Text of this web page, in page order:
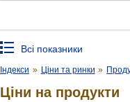
Всі показники
Індекси » Ціни та ринки »
Ціни на продукти